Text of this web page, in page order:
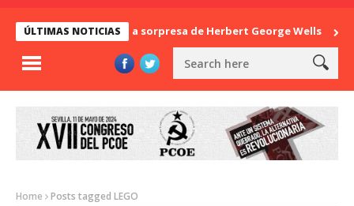
ÚLTIMAS NOTICIAS La sorpresa de Herbert George Wells
Home Posts tagged LEGO